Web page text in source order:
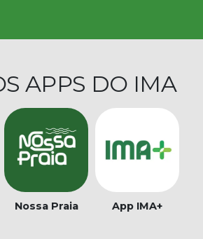
APPS DO IMA
Nossa Praia App IMA+